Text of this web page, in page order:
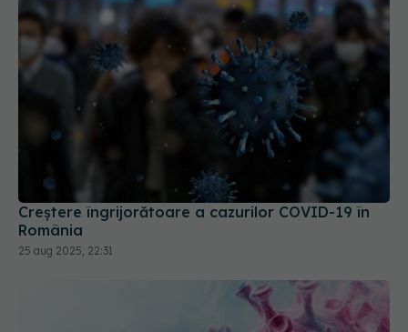
Creștere îngrijorătoare a cazurilor COVID-19 în
România
25 aug 2025, 22:31